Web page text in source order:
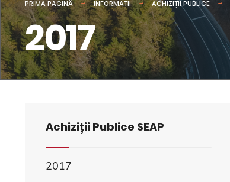
PRIMA PAGINĂ INFORMAȚII ACHIZIȚII PUBLICE
2017
Achiziții Publice SEAP
2017